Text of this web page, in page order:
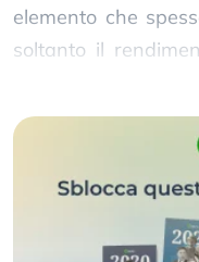
elemento che
soltanto il